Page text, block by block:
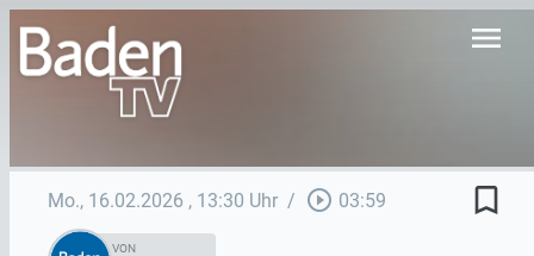
menu
Mo., 16.02.2026 , 13:30 Uhr / play_circle_outline 03:59 bookmark_border
VON